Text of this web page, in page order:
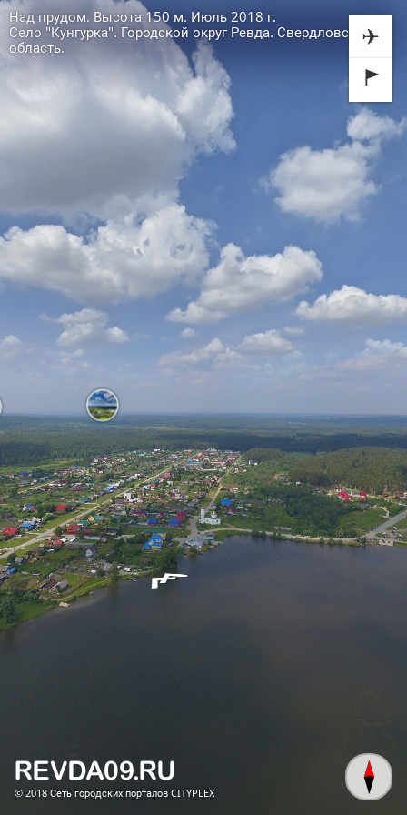
Над прудом. Высота 150 м. Июль 2018 г.
Село "Кунгурка". Городской округ Ревда. Свердловская
область.
✈
© 2018 Сеть городских порталов CITYPLEX